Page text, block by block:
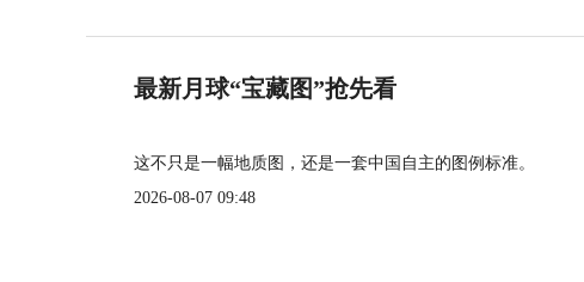
最新月球“宝藏图”抢先看
这不只是一幅地质图，还是一套中国自主的图例标准。
2026-08-07 09:48